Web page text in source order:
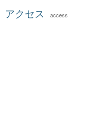
アクセス access